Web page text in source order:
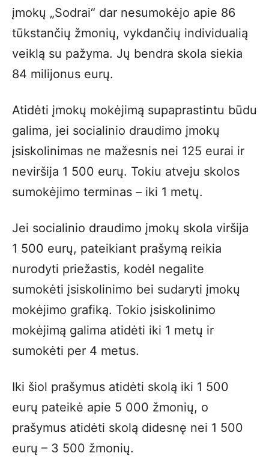
įmokų „Sodrai“ dar nesumokėjo apie 86
tūkstančių žmonių, vykdančių individualią
veiklą su pažyma. Jų bendra skola siekia
84 milijonus eurų.
Atidėti įmokų mokėjimą supaprastintu būdu
galima, jei socialinio draudimo įmokų
įsiskolinimas ne mažesnis nei 125 eurai ir
neviršija 1 500 eurų. Tokiu atveju skolos
sumokėjimo terminas – iki 1 metų.
Jei socialinio draudimo įmokų skola viršija
1 500 eurų, pateikiant prašymą reikia
nurodyti priežastis, kodėl negalite
sumokėti įsiskolinimo bei sudaryti įmokų
mokėjimo grafiką. Tokio įsiskolinimo
mokėjimą galima atidėti iki 1 metų ir
sumokėti per 4 metus.
Iki šiol prašymus atidėti skolą iki 1 500
eurų pateikė apie 5 000 žmonių, o
prašymus atidėti skolą didesnę nei 1 500
eurų – 3 500 žmonių.